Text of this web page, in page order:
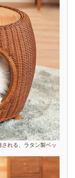
れる、ラタン製ベッ